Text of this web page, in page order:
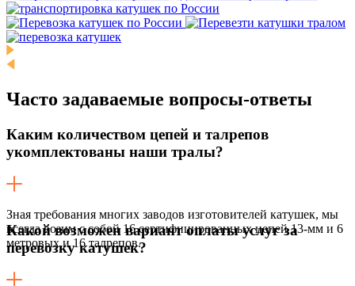
Часто задаваемые вопросы-ответы
Каким количеством цепей и талрепов
укомплектованы наши тралы?
Зная требования многих заводов изготовителей катушек, мы
всегда возим с собой 16 сертифицированных цепей 13-мм и 6
метровых и 16 талрепов.
Какой возможен вариант оплаты услуг за
перевозку катушек?